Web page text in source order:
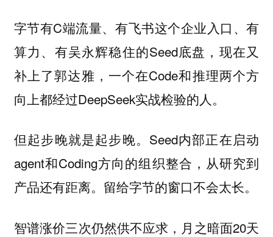
字节有C端流量、有飞书这个企业入口、有
算力、有吴永辉稳住的Seed底盘，现在又
补上了郭达雅，一个在Code和推理两个方
向上都经过DeepSeek实战检验的人。
但起步晚就是起步晚。Seed内部正在启动
agent和Coding方向的组织整合，从研究到
产品还有距离。留给字节的窗口不会太长。
智谱涨价三次仍然供不应求，月之暗面20天